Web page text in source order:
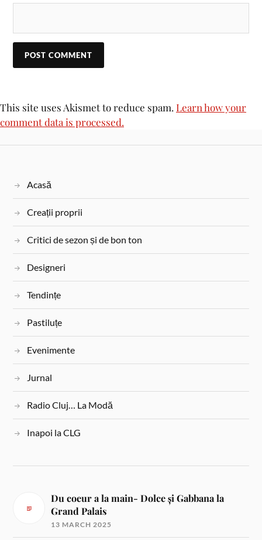
This site uses Akismet to reduce spam. Learn how your
comment data is processed.
Acasă
Creații proprii
Critici de sezon și de bon ton
Designeri
Tendințe
Pastiluțe
Evenimente
Jurnal
Radio Cluj… La Modă
Inapoi la CLG
Du coeur a la main- Dolce și Gabbana la
Grand Palais
13 MARCH 2025